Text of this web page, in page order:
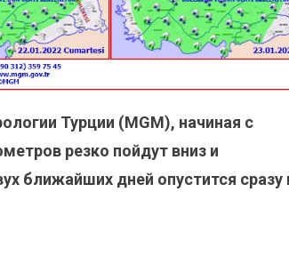
Турции (MGM), начиная с
резко пойдут вниз и
ближайших дней опустится сразу